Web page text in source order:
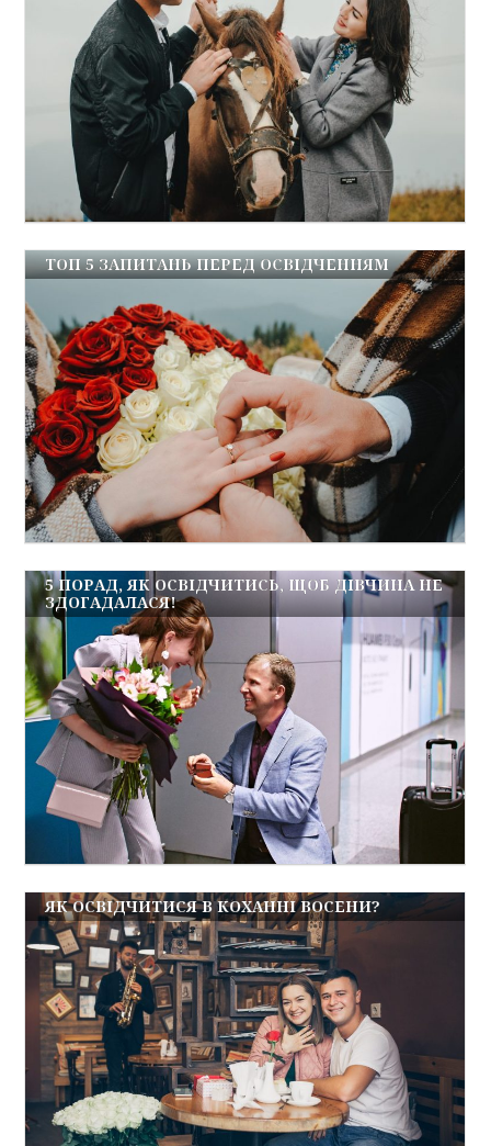
ТОП 5 ЗАПИТАНЬ ПЕРЕД ОСВІДЧЕННЯМ
5 ПОРАД, ЯК ОСВІДЧИТИСЬ, ЩОБ ДІВЧИНА НЕ
ЗДОГАДАЛАСЯ!
ЯК ОСВІДЧИТИСЯ В КОХАННІ ВОСЕНИ?